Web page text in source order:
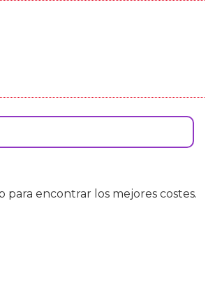
para encontrar los mejores costes.